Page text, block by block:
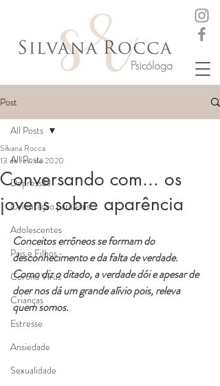
Post
All Posts
Depressão
Orientação para Pais
Adolescentes
Pais e Filhos
Corona Vírus
Crianças
Estresse
Ansiedade
Sexualidade
All Posts
Conversando com... os
jovens sobre aparência
Silvana Rocca
13 de fev. de 2020
Conceitos errôneos se formam do
desconhecimento e da falta de verdade.
Como diz o ditado, a verdade dói e apesar de
doer nos dá um grande alívio pois, releva
quem somos.